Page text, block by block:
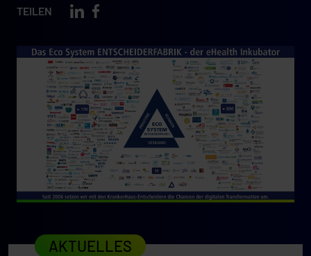
TEILEN
AKTUELLES